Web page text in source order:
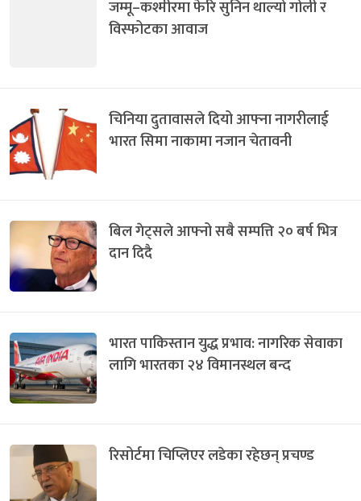
जम्मू–कश्मीरमा फेरि सुनिन थाल्यो गोली र
विस्फोटका आवाज
चिनिया दुतावासले दियो आफ्ना नागरीलाई
भारत सिमा नाकामा नजान चेतावनी
बिल गेट्सले आफ्नो सबै सम्पत्ति २० बर्ष भित्र
दान दिदै
भारत पाकिस्तान युद्ध प्रभाव: नागरिक सेवाका
लागि भारतका २४ विमानस्थल बन्द
रिसोर्टमा चिप्लिएर लडेका रहेछन् प्रचण्ड